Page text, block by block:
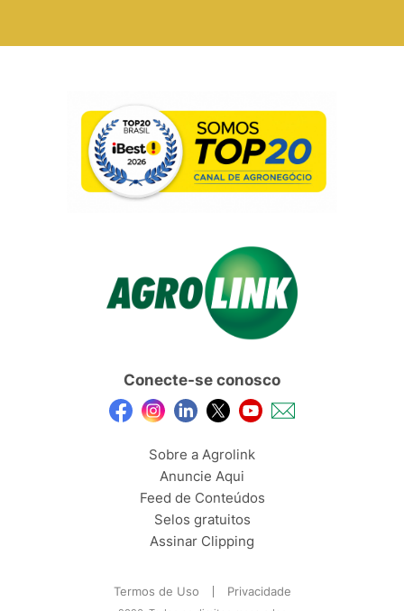
Conecte-se conosco
Sobre a Agrolink
Anuncie Aqui
Feed de Conteúdos
Selos gratuitos
Assinar Clipping
Termos de Uso Privacidade